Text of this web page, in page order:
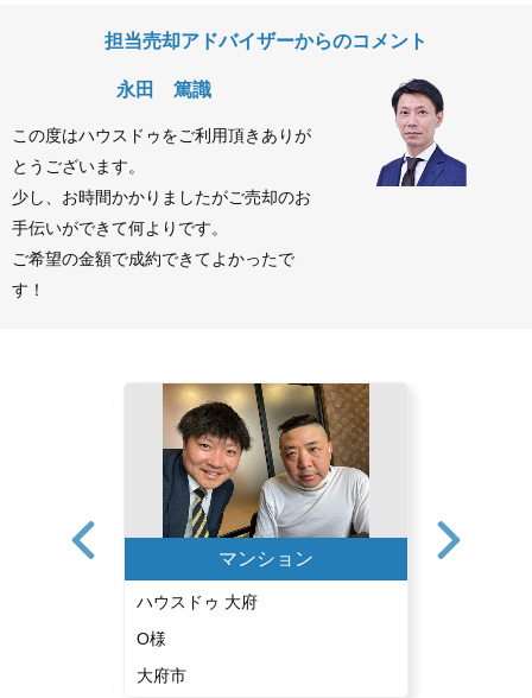
担当売却アドバイザーからのコメント
永田 篤識
この度はハウスドゥをご利用頂きありが
とうございます。
少し、お時間かかりましたがご売却のお
手伝いができて何よりです。
ご希望の金額で成約できてよかったで
す！
マンション
ハウスドゥ 大府
O様
大府市